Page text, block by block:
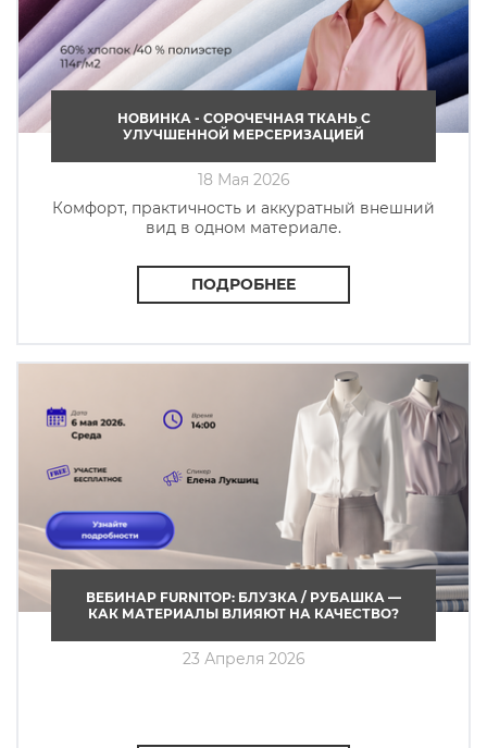
НОВИНКА - СОРОЧЕЧНАЯ ТКАНЬ C
УЛУЧШЕННОЙ МЕРСЕРИЗАЦИЕЙ
18 Мая 2026
Комфорт, практичность и аккуратный внешний
вид в одном материале.
ПОДРОБНЕЕ
ВЕБИНАР FURNITOP: БЛУЗКА / РУБАШКА —
КАК МАТЕРИАЛЫ ВЛИЯЮТ НА КАЧЕСТВО?
23 Апреля 2026